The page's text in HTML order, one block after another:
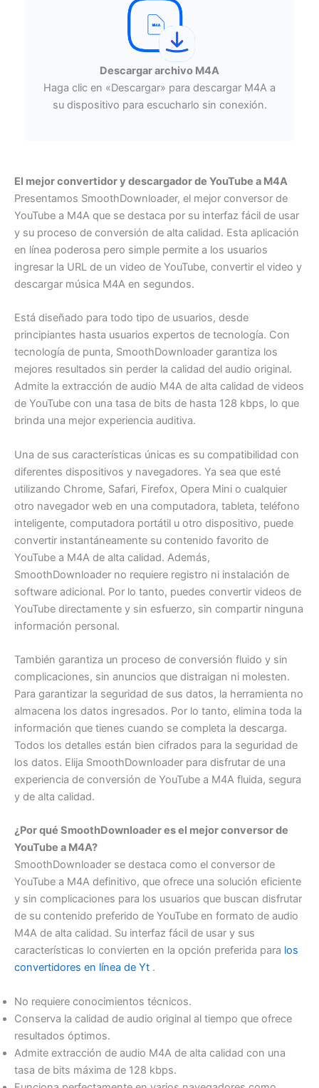
Descargar archivo M4A
Haga clic en «Descargar» para descargar M4A a
su dispositivo para escucharlo sin conexión.
El mejor convertidor y descargador de YouTube a M4A
Presentamos SmoothDownloader, el mejor conversor de
YouTube a M4A que se destaca por su interfaz fácil de usar
y su proceso de conversión de alta calidad. Esta aplicación
en línea poderosa pero simple permite a los usuarios
ingresar la URL de un video de YouTube, convertir el video y
descargar música M4A en segundos.
Está diseñado para todo tipo de usuarios, desde
principiantes hasta usuarios expertos de tecnología. Con
tecnología de punta, SmoothDownloader garantiza los
mejores resultados sin perder la calidad del audio original.
Admite la extracción de audio M4A de alta calidad de videos
de YouTube con una tasa de bits de hasta 128 kbps, lo que
brinda una mejor experiencia auditiva.
Una de sus características únicas es su compatibilidad con
diferentes dispositivos y navegadores. Ya sea que esté
utilizando Chrome, Safari, Firefox, Opera Mini o cualquier
otro navegador web en una computadora, tableta, teléfono
inteligente, computadora portátil u otro dispositivo, puede
convertir instantáneamente su contenido favorito de
YouTube a M4A de alta calidad. Además,
SmoothDownloader no requiere registro ni instalación de
software adicional. Por lo tanto, puedes convertir videos de
YouTube directamente y sin esfuerzo, sin compartir ninguna
información personal.
También garantiza un proceso de conversión fluido y sin
complicaciones, sin anuncios que distraigan ni molesten.
Para garantizar la seguridad de sus datos, la herramienta no
almacena los datos ingresados. Por lo tanto, elimina toda la
información que tienes cuando se completa la descarga.
Todos los detalles están bien cifrados para la seguridad de
los datos. Elija SmoothDownloader para disfrutar de una
experiencia de conversión de YouTube a M4A fluida, segura
y de alta calidad.
¿Por qué SmoothDownloader es el mejor conversor de
YouTube a M4A?
SmoothDownloader se destaca como el conversor de
YouTube a M4A definitivo, que ofrece una solución eficiente
y sin complicaciones para los usuarios que buscan disfrutar
de su contenido preferido de YouTube en formato de audio
M4A de alta calidad. Su interfaz fácil de usar y sus
características lo convierten en la opción preferida para los
convertidores en línea de Yt .
No requiere conocimientos técnicos.
Conserva la calidad de audio original al tiempo que ofrece
resultados óptimos.
Admite extracción de audio M4A de alta calidad con una
tasa de bits máxima de 128 kbps.